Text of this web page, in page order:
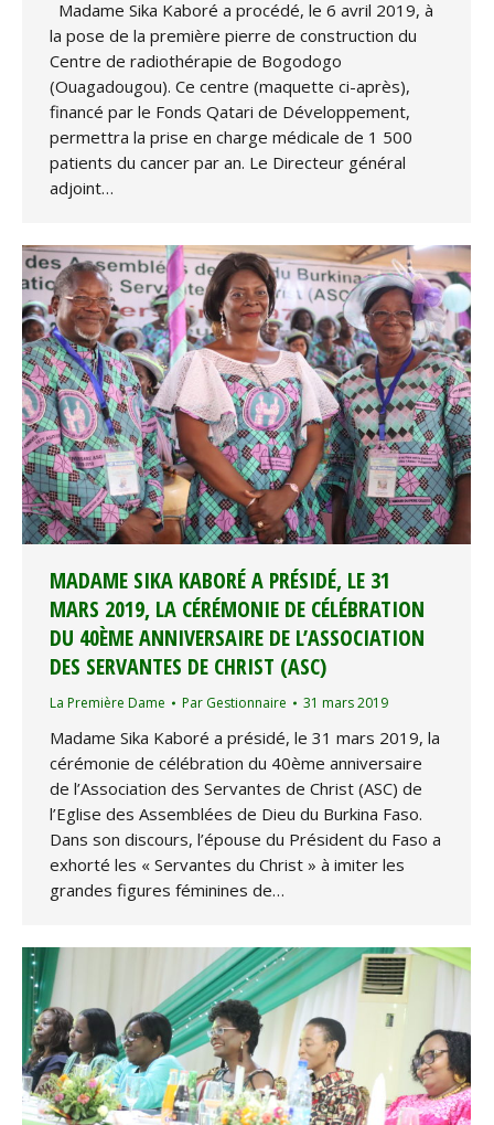
Madame Sika Kaboré a procédé, le 6 avril 2019, à
la pose de la première pierre de construction du
Centre de radiothérapie de Bogodogo
(Ouagadougou). Ce centre (maquette ci-après),
financé par le Fonds Qatari de Développement,
permettra la prise en charge médicale de 1 500
patients du cancer par an. Le Directeur général
adjoint…
MADAME SIKA KABORÉ A PRÉSIDÉ, LE 31
MARS 2019, LA CÉRÉMONIE DE CÉLÉBRATION
DU 40ÈME ANNIVERSAIRE DE L’ASSOCIATION
DES SERVANTES DE CHRIST (ASC)
La Première Dame Par Gestionnaire 31 mars 2019
Madame Sika Kaboré a présidé, le 31 mars 2019, la
cérémonie de célébration du 40ème anniversaire
de l’Association des Servantes de Christ (ASC) de
l’Eglise des Assemblées de Dieu du Burkina Faso.
Dans son discours, l’épouse du Président du Faso a
exhorté les « Servantes du Christ » à imiter les
grandes figures féminines de…